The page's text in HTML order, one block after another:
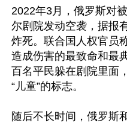
2022年3月，俄罗斯对
尔剧院发动空袭，据报
炸死。联合国人权官员
造成伤害的最致命和最
百名平民躲在剧院里面
“儿童”的标志。
随后不长时间，俄罗斯